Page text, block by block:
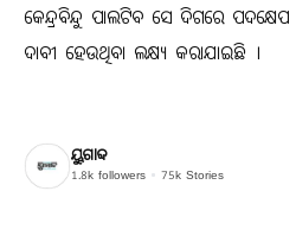
କେନ୍ଦ୍ରବିନ୍ଦୁ ପାଲଟିବ ସେ ଦିଗରେ
ଦାବୀ ହେଉଥିବା ଲକ୍ଷ୍ୟ କରାଯାଇଛି ।
ୟୁଗାବ୍ଦ
1.8k followers 75k Stories